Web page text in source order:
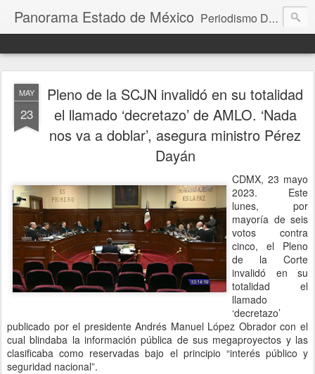
Panorama Estado de México Periodismo Digital
MAY
23
Pleno de la SCJN invalidó en su totalidad
el llamado ‘decretazo’ de AMLO. ‘Nada
nos va a doblar’, asegura ministro Pérez
Dayán
CDMX, 23 mayo
2023. Este
lunes, por
mayoría de seis
votos contra
cinco, el Pleno
de la Corte
invalidó en su
totalidad el
llamado
‘decretazo’
publicado por el presidente Andrés Manuel López Obrador con el
cual blindaba la información pública de sus megaproyectos y las
clasificaba como reservadas bajo el principio “interés público y
seguridad nacional”.